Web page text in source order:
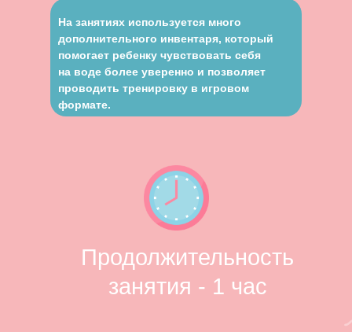
На занятиях используется много
дополнительного инвентаря, который
помогает ребенку чувствовать себя
на воде более уверенно и позволяет
проводить тренировку в игровом
формате.
Продолжительность
занятия - 1 час